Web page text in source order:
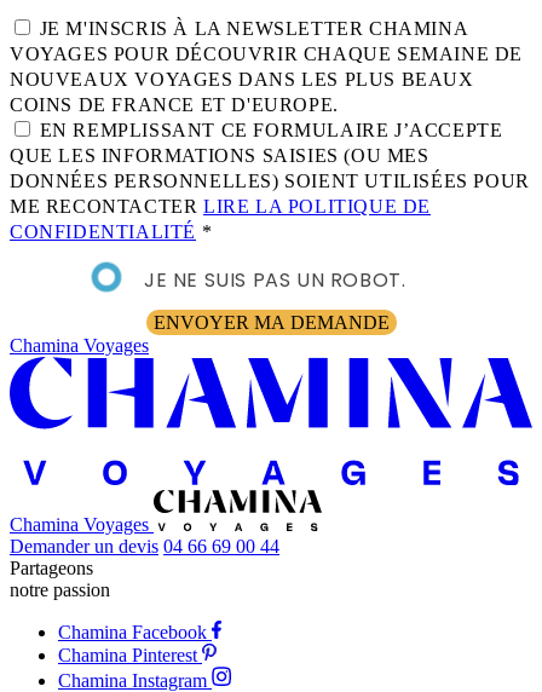
JE M'INSCRIS À LA NEWSLETTER CHAMINA
VOYAGES POUR DÉCOUVRIR CHAQUE SEMAINE DE
NOUVEAUX VOYAGES DANS LES PLUS BEAUX
COINS DE FRANCE ET D'EUROPE.
EN REMPLISSANT CE FORMULAIRE J’ACCEPTE
QUE LES INFORMATIONS SAISIES (OU MES
DONNÉES PERSONNELLES) SOIENT UTILISÉES POUR
ME RECONTACTERLIRE LA POLITIQUE DE
CONFIDENTIALITÉ *
JE NE SUIS PAS UN ROBOT.
ENVOYER MA DEMANDE
Chamina Voyages
Chamina Voyages
Demander un devis 04 66 69 00 44
Partageons
notre passion
Chamina Facebook
Chamina Pinterest
Chamina Instagram